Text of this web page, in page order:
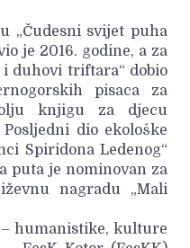
„Čudesni svijet puha
je 2016. godine, a za
duhovi triftara“ dobio
pisaca za
knjigu za djecu
dio ekološke
Spiridona Ledenog“
puta je nominovan za
nagradu „Mali
humanistike, kulture